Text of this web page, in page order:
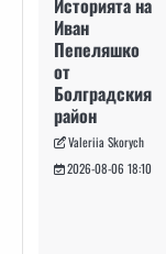
Историята на
Иван
Пепеляшко
от
Болградския
район
Valeriia Skorych
2026-08-06 18:10